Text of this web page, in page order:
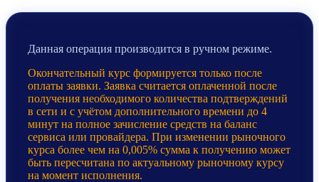
Данная операция производится в ручном режиме.
Окончательный курс формируется только после
оплаты заявки. Заявка считается оплаченной после
получения необходимого количества подтверждений
в сети и с учётом дополнительного времени до 4
минут на полное зачисление средств на баланс
сервиса или провайдера. При изменении рыночного
курса более чем на 0,005% сумма к получению может
быть пересчитана по актуальному рыночному курсу
на момент исполнения.